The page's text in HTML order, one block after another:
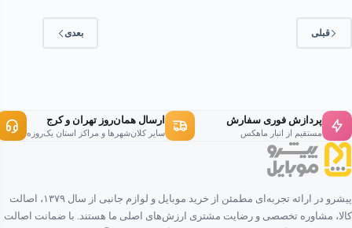
قبلی بعدی
پردازش فوری سفارش
مستقیم از انبار ماهکس
ارسال همان‌روز تهران و کرج
سایر کلان‌شهرها و مراکز استان یک‌روزه
پیشرو در ارائه تجربه‌ای مطمئن از خرید موبایل و لوازم جانبی از سال ۱۳۷۹، اصالت
کالا، مشاوره تخصصی و رضایت مشتری ارزش‌های اصلی ما هستند. با ضمانت اصالت